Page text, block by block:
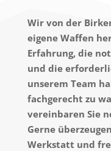
Wir von der
eigene Waffen
Erfahrung, die
und die
unserem Team
fachgerecht zu
vereinbaren Sie
Gerne
Werkstatt und